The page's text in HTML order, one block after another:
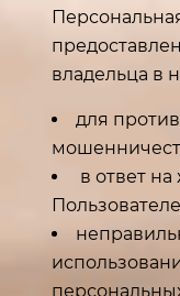
владельца в
для
в ответ